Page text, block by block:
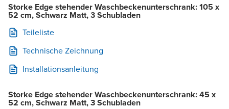
Storke Edge stehender Waschbeckenunterschrank: 105 x
52 cm, Schwarz Matt, 3 Schubladen
Teileliste
Technische Zeichnung
Installationsanleitung
Storke Edge stehender Waschbeckenunterschrank: 45 x
52 cm, Schwarz Matt, 3 Schubladen